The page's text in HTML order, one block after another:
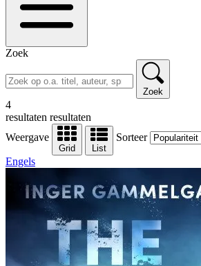
Zoek
Zoek
4
resultaten resultaten
Weergave
Grid List
Sorteer
Engels